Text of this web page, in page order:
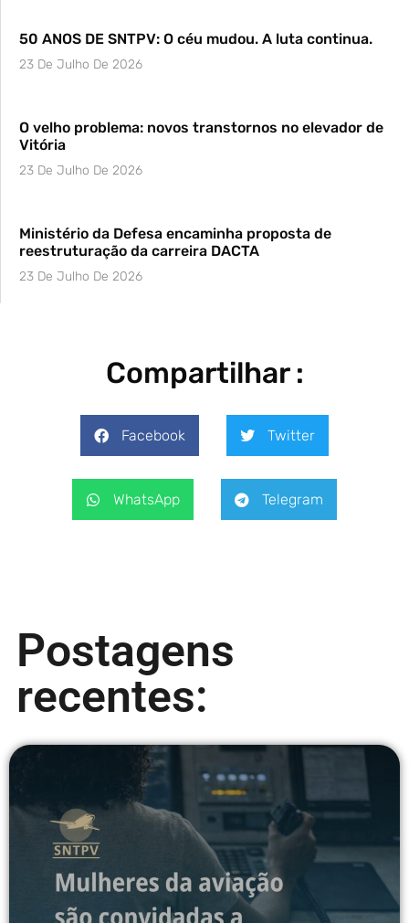
50 ANOS DE SNTPV: O céu mudou. A luta continua.
23 De Julho De 2026
O velho problema: novos transtornos no elevador de
Vitória
23 De Julho De 2026
Ministério da Defesa encaminha proposta de
reestruturação da carreira DACTA
23 De Julho De 2026
Compartilhar :
Facebook Twitter
WhatsApp Telegram
Postagens
recentes: